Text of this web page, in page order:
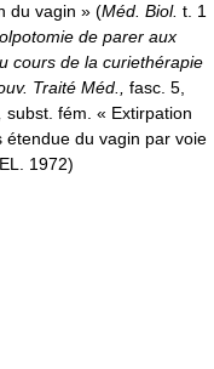
du vagin » (Méd. Biol. t. 1
de parer aux
cours de la curiethérapie
Traité Méd., fasc. 5,
subst. fém. « Extirpation
du vagin par voie
1972)